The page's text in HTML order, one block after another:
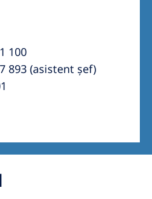
100
893 (asistent șef)